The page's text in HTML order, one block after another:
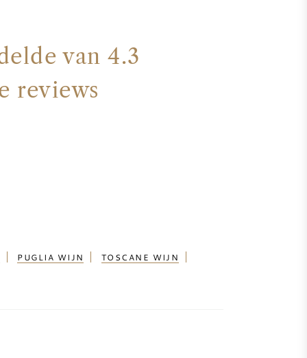
van 4.3
reviews
PUGLIA WIJN
TOSCANE WIJN